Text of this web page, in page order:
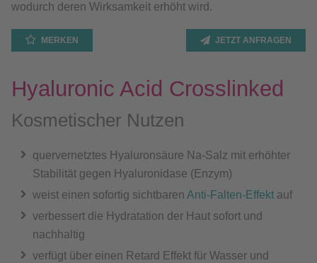
wodurch deren Wirksamkeit erhöht wird.
MERKEN JETZT ANFRAGEN
Hyaluronic Acid Crosslinked
Kosmetischer Nutzen
quervernetztes Hyaluronsäure Na-Salz mit erhöhter
Stabilität gegen Hyaluronidase (Enzym)
weist einen sofortig sichtbaren Anti-Falten-Effekt auf
verbessert die Hydratation der Haut sofort und
nachhaltig
verfügt über einen Retard Effekt für Wasser und